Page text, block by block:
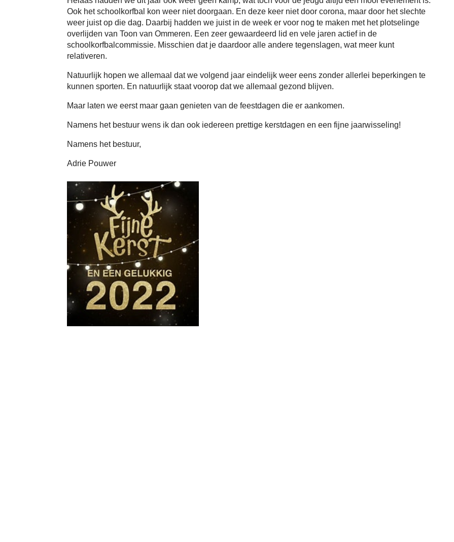
Ook het schoolkorfbal kon weer niet doorgaan. En deze keer niet door corona, maar door het slechte
weer juist op die dag. Daarbij hadden we juist in de week er voor nog te maken met het plotselinge
overlijden van Toon van Ommeren. Een zeer gewaardeerd lid en vele jaren actief in de
schoolkorfbalcommissie. Misschien dat je daardoor alle andere tegenslagen, wat meer kunt
relativeren.
Natuurlijk hopen we allemaal dat we volgend jaar eindelijk weer eens zonder allerlei beperkingen te
kunnen sporten. En natuurlijk staat voorop dat we allemaal gezond blijven.
Maar laten we eerst maar gaan genieten van de feestdagen die er aankomen.
Namens het bestuur wens ik dan ook iedereen prettige kerstdagen en een fijne jaarwisseling!
Namens het bestuur,
Adrie Pouwer